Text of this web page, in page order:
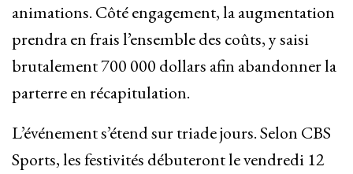
animations. Côté engagement, la augmentation
prendra en frais l’ensemble des coûts, y saisi
brutalement 700 000 dollars afin abandonner la
parterre en récapitulation.
L’événement s’étend sur triade jours. Selon CBS
Sports, les festivités débuteront le vendredi 12